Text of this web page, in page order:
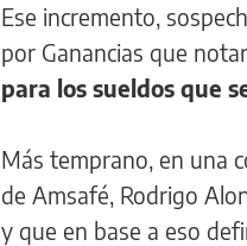
Ese incremento,
por Ganancias que
para los sueldos que
Más temprano, en una
de Amsafé, Rodrigo
y que en base a eso